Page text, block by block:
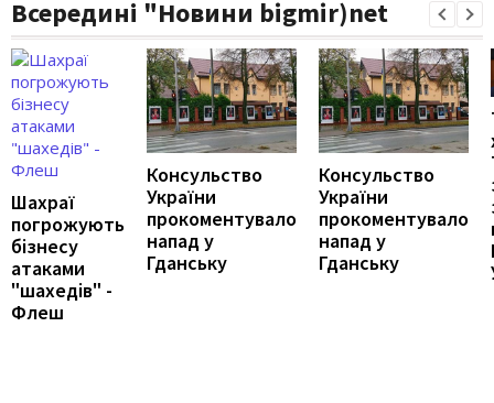
Всередині "Новини bigmir)net
Шахраї
погрожують
бізнесу
атаками
"шахедів" -
Флеш
Консульство
України
прокоментувало
напад у
Гданську
Консульство
України
прокоментувало
напад у
Гданську